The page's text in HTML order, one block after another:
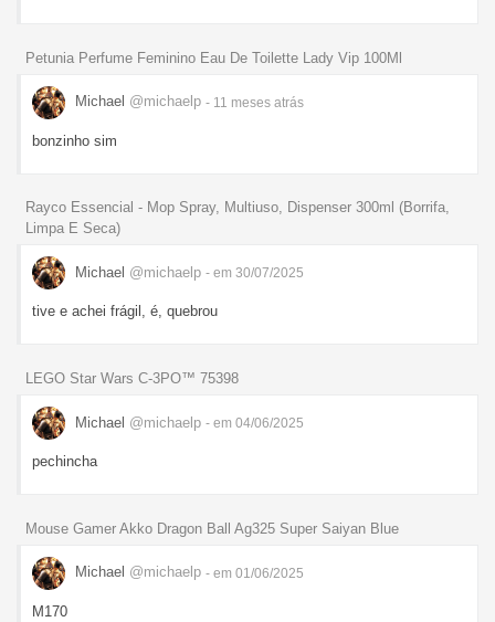
Petunia Perfume Feminino Eau De Toilette Lady Vip 100Ml
Michael @michaelp - 11 meses atrás
bonzinho sim
Rayco Essencial - Mop Spray, Multiuso, Dispenser 300ml (Borrifa,
Limpa E Seca)
Michael @michaelp - em 30/07/2025
tive e achei frágil, é, quebrou
LEGO Star Wars C-3PO™ 75398
Michael @michaelp - em 04/06/2025
pechincha
Mouse Gamer Akko Dragon Ball Ag325 Super Saiyan Blue
Michael @michaelp - em 01/06/2025
M170